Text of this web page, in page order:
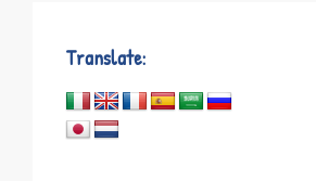
Translate: